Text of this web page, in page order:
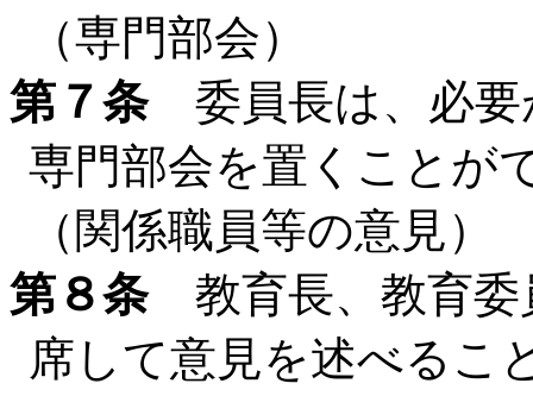
（専門部会）
第７条委員長は、必要
専門部会を置くことが
（関係職員等の意見）
第８条教育長、教育委
席して意見を述べるこ